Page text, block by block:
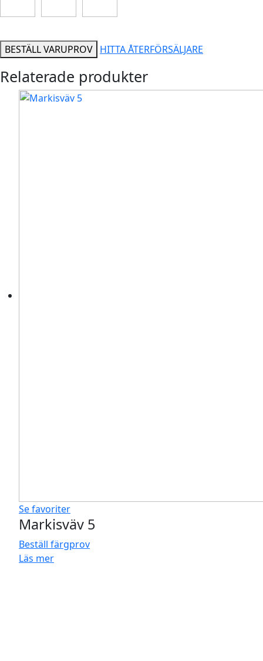
BESTÄLL VARUPROV HITTA ÅTERFÖRSÄLJARE
Relaterade produkter
Se favoriter
Markisväv 5
Beställ färgprov
Läs mer